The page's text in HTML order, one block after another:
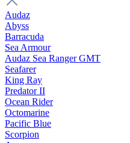
Audaz
Abyss
Barracuda
Sea Armour
Audaz Sea Ranger GMT
Seafarer
King Ray
Predator II
Ocean Rider
Octomarine
Pacific Blue
Scorpion